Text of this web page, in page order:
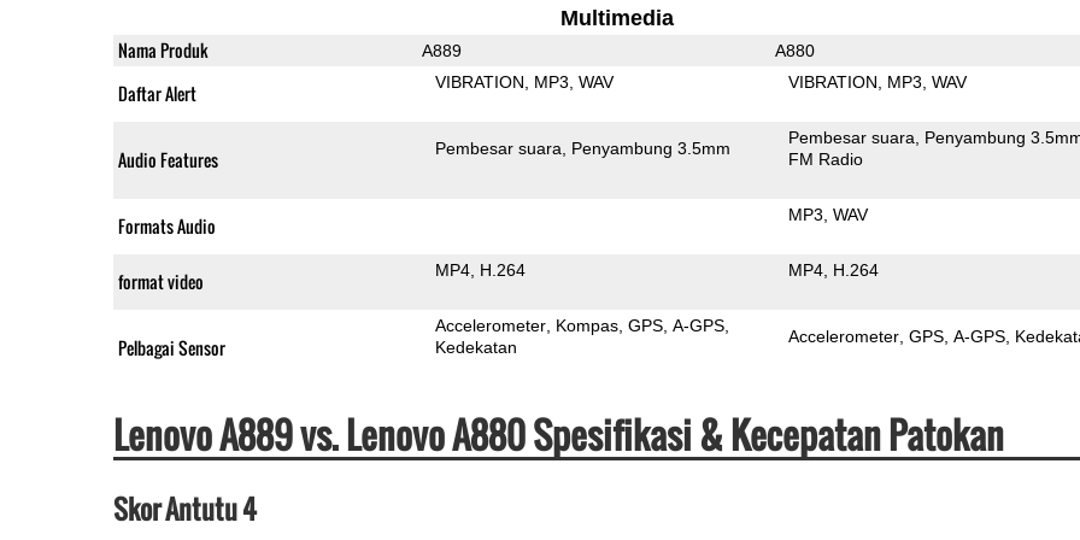
Multimedia
Nama Produk A889 A880
Daftar Alert VIBRATION MP3 WAV VIBRATION MP3 WAV
Audio Features Pembesar suara Penyambung 3.5mm
Pembesar suara
Penyambung
FM Radio
Formats Audio MP3 WAV
format video MP4 H.264 MP4 H.264
Pelbagai Sensor
Accelerometer Kompas GPS A-GPS
Kedekatan
Accelerometer GPS A-GPS
Lenovo A889 vs. Lenovo A880 Spesifikasi & Kecepatan Patokan
Skor Antutu 4